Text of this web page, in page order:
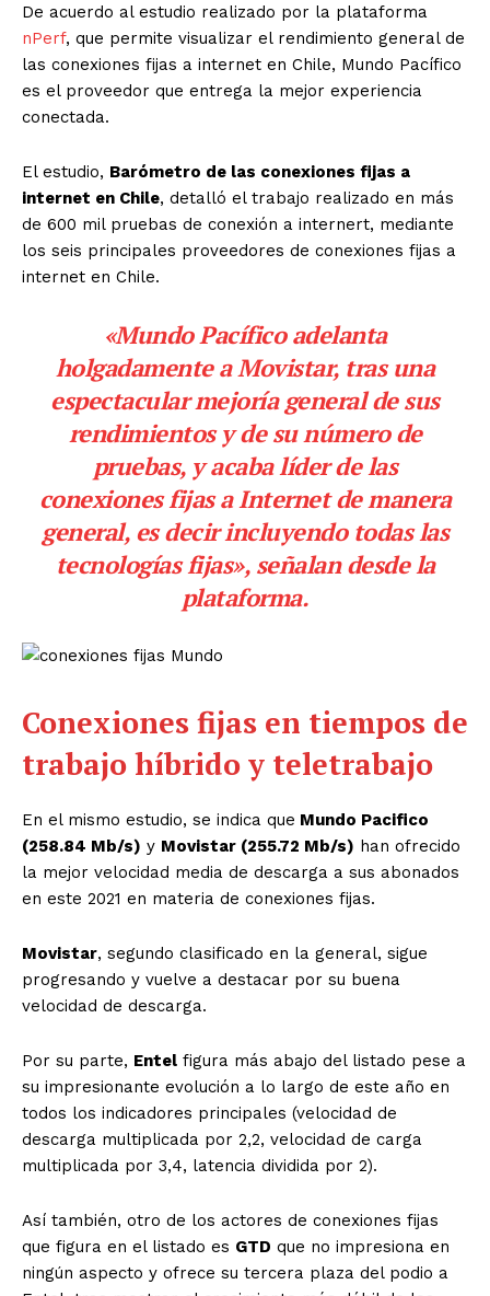
De acuerdo al estudio realizado por la plataforma
nPerf, que permite visualizar el rendimiento general de
las conexiones fijas a internet en Chile, Mundo Pacífico
es el proveedor que entrega la mejor experiencia
conectada.
El estudio, Barómetro de las conexiones fijas a
internet en Chile, detalló el trabajo realizado en más
de 600 mil pruebas de conexión a internert, mediante
los seis principales proveedores de conexiones fijas a
internet en Chile.
«Mundo Pacíficoadelanta
holgadamente aMovistar, tras una
espectacular mejoría general de sus
rendimientos y de su número de
pruebas, y acaba líder de las
conexiones fijas a Internet de manera
general, es decir incluyendo todas las
tecnologías fijas», señalan desde la
plataforma.
Conexiones fijas en tiempos de
trabajo híbrido y teletrabajo
En el mismo estudio, se indica que Mundo Pacifico
(258.84 Mb/s) y Movistar (255.72 Mb/s) han ofrecido
la mejor velocidad media de descarga a sus abonados
en este 2021 en materia de conexiones fijas.
Movistar, segundo clasificado en la general, sigue
progresando y vuelve a destacar por su buena
velocidad de descarga.
Por su parte, Entel figura más abajo del listado pese a
su impresionante evolución a lo largo de este año en
todos los indicadores principales (velocidad de
descarga multiplicada por 2,2, velocidad de carga
multiplicada por 3,4, latencia dividida por 2).
Así también, otro de los actores de conexiones fijas
que figura en el listado es GTD que no impresiona en
ningún aspecto y ofrece su tercera plaza del podio a